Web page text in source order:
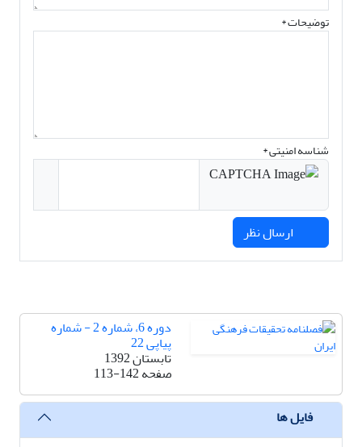
توضیحات *
شناسه امنیتی *
دوره 6، شماره 2 - شماره
پیاپی 22
تابستان 1392
صفحه113-142
فایل ها